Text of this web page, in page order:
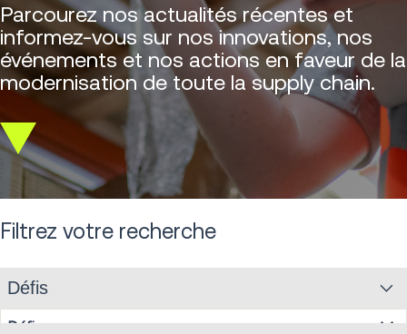
Parcourez nos actualités récentes et
informez-vous sur nos innovations, nos
événements et nos actions en faveur de la
modernisation de toute la supply chain.
Scroll
down
Filtrez votre recherche
Défis
Défis